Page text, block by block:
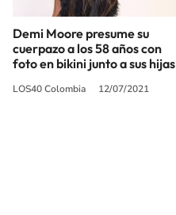
Demi Moore presume su
cuerpazo a los 58 años con
foto en bikini junto a sus hijas
LOS40 Colombia 12/07/2021